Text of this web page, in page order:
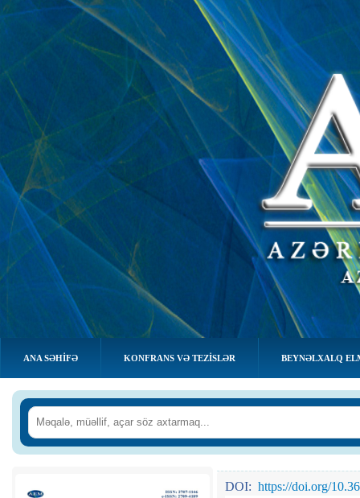
ANA SƏHIFƏ KONFRANS VƏ TEZİSLƏR BEYNƏLXALQ
DOI: https://doi.org/